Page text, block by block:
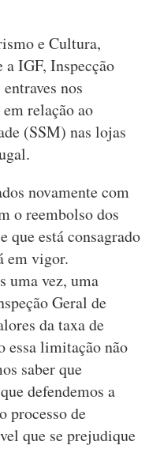
e Cultura,
IGF, Inspecção
nos
relação ao
(SSM) nas lojas
novamente com
o reembolso dos
que está consagrado
em vigor.
uma vez, uma
Geral de
da taxa de
essa limitação não
saber que
defendemos a
processo de
que se prejudique